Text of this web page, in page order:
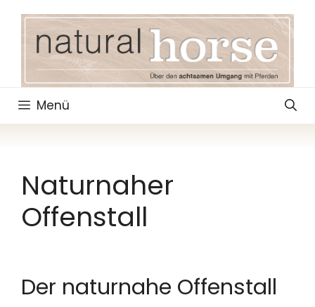
springen
Menü
Naturnaher
Offenstall
Der naturnahe Offenstall